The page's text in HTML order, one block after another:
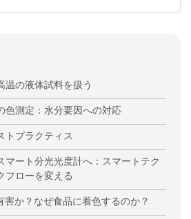
温の液体試料を扱う
色測定：水分要因への対応
トプラクティス
マート分光光度計へ：スマートテク
フローを変える
か？なぜ食品に着色するのか？